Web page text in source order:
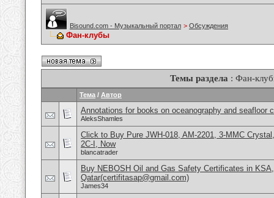
Bisound.com - Музыкальный портал > Обсуждения
Фан-клубы
Темы раздела : Фан-
Тема / Автор
Annotations for books on oceanography and seafloor
AleksShamles
Click to Buy Pure JWH-018, AM-2201, 3-MMC
2C-I, Now
blancatrader
Buy NEBOSH Oil and Gas Safety Certificates in
Qatar(certifitasap@gmail.com)
James34